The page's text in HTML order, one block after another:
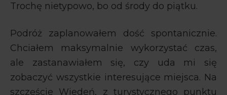
Trochę nietypowo, bo od środy do piątku.
Podróż zaplanowałem dość spontanicznie.
Chciałem maksymalnie wykorzystać czas,
ale zastanawiałem się, czy uda mi się
zobaczyć wszystkie interesujące miejsca. Na
szczęście Wiedeń, z turystycznego punktu